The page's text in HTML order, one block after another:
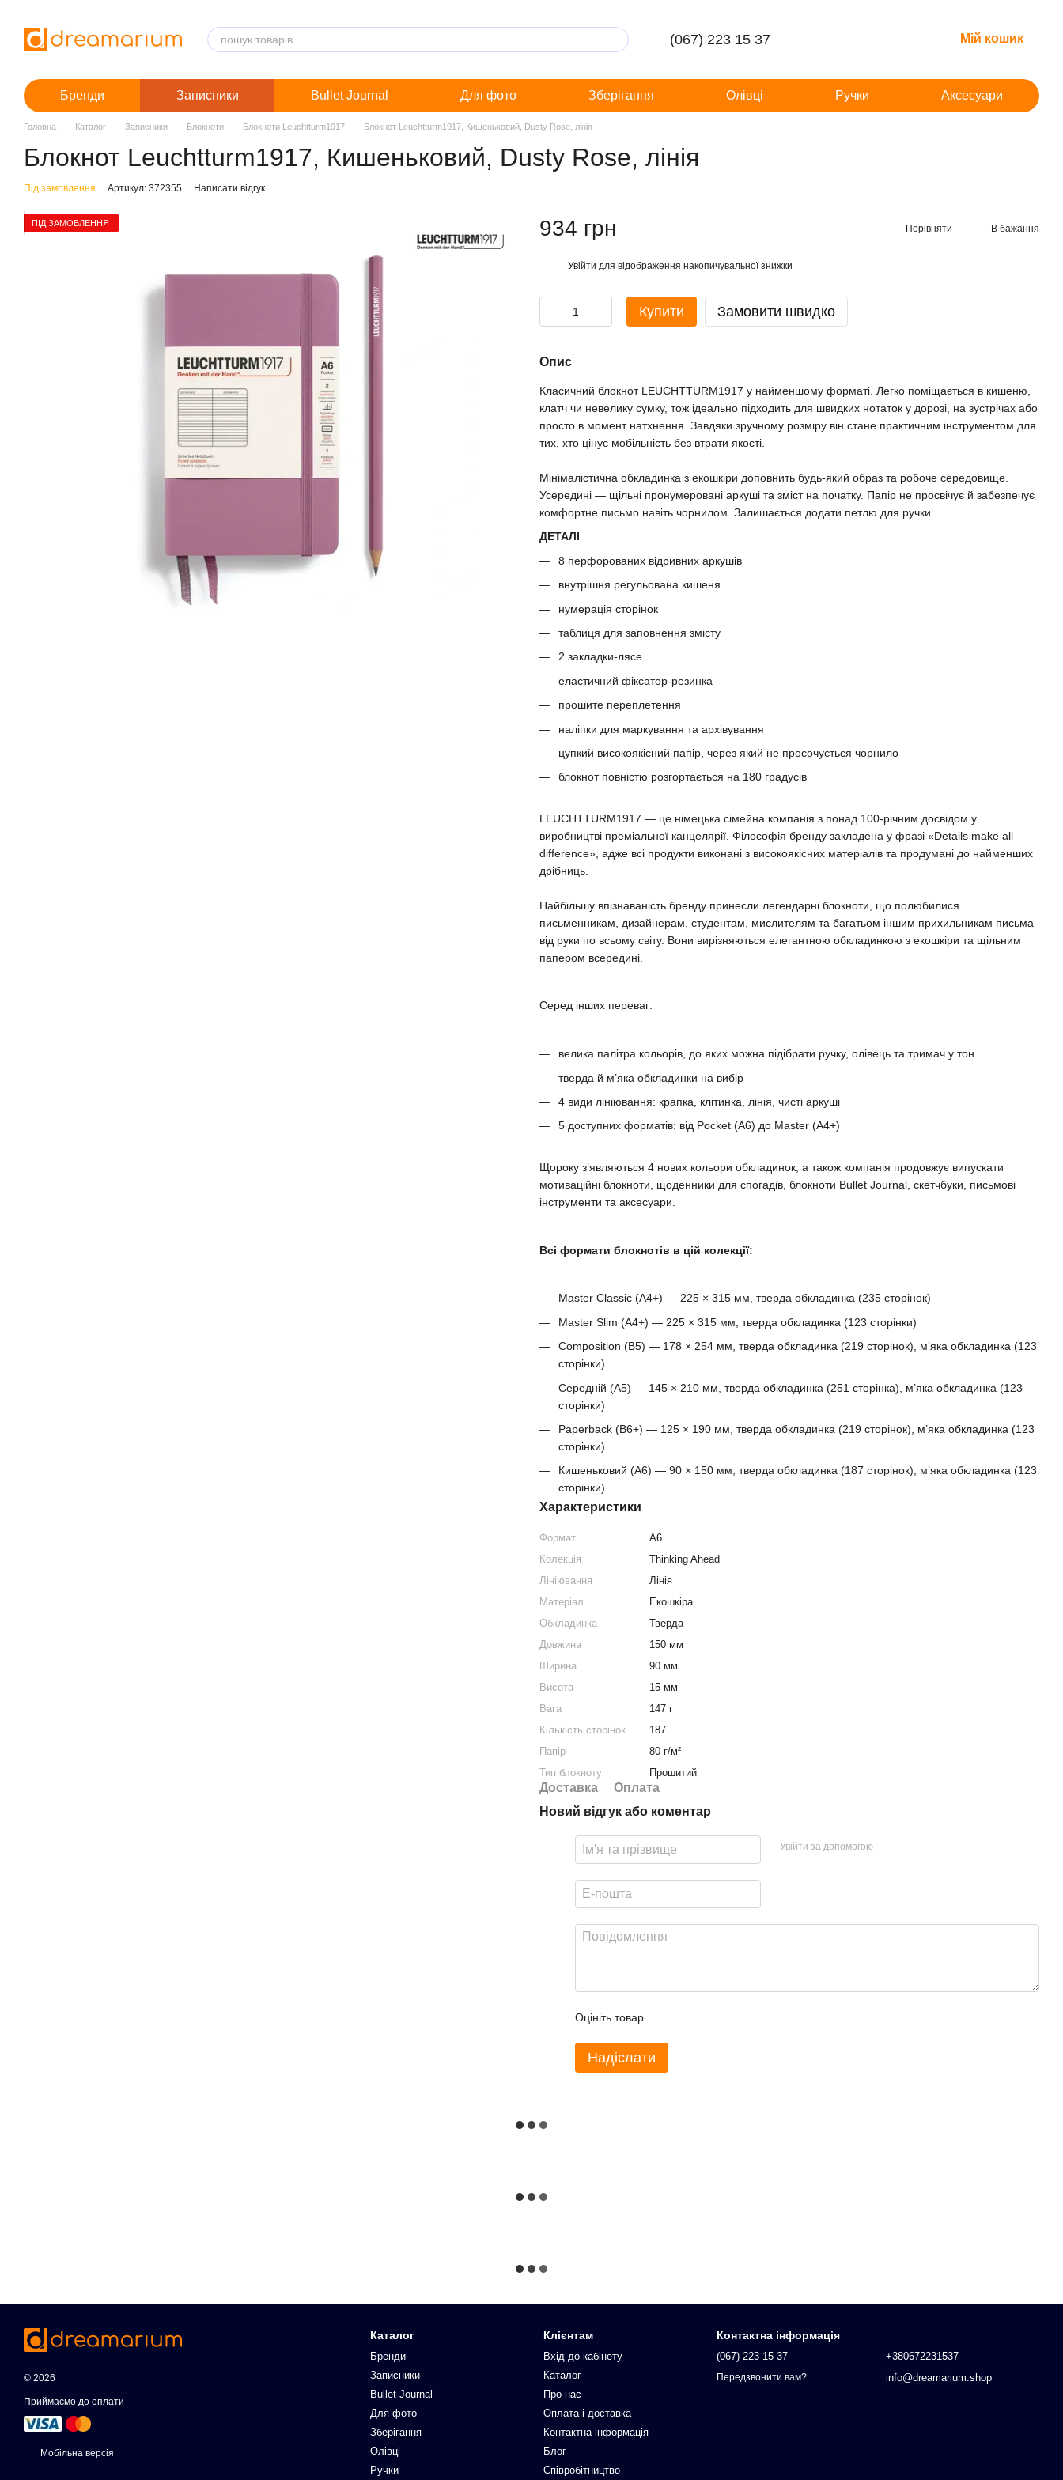
(067) 223 15 37 Мій кошик
Бренди Записники Bullet Journal Для фото Зберігання Олівці Ручки Аксесуари
Головна Каталог Записники Блокноти Блокноти Leuchtturm1917 Блокнот Leuchtturm1917, Кишеньковий, Dusty Rose, лінія
Блокнот Leuchtturm1917, Кишеньковий, Dusty Rose, лінія
Під замовлення Артикул: 372355 Написати відгук
ПІД ЗАМОВЛЕННЯ 934 грн Порівняти В бажання
Увійти для відображення накопичувальної знижки
Купити Замовити швидко
Опис
Класичний блокнот LEUCHTTURM1917 у найменшому форматі. Легко поміщається в кишеню,
клатч чи невелику сумку, тож ідеально підходить для швидких нотаток у дорозі, на зустрічах або
просто в момент натхнення. Завдяки зручному розміру він стане практичним інструментом для
тих, хто цінує мобільність без втрати якості.
Мінімалістична обкладинка з екошкіри доповнить будь-який образ та робоче середовище.
Усередині — щільні пронумеровані аркуші та зміст на початку. Папір не просвічує й забезпечує
комфортне письмо навіть чорнилом. Залишається додати петлю для ручки.
ДЕТАЛІ
8 перфорованих відривних аркушів
внутрішня регульована кишеня
нумерація сторінок
таблиця для заповнення змісту
2 закладки-лясе
еластичний фіксатор-резинка
прошите переплетення
наліпки для маркування та архівування
цупкий високоякісний папір, через який не просочується чорнило
блокнот повністю розгортається на 180 градусів
LEUCHTTURM1917 — це німецька сімейна компанія з понад 100-річним досвідом у
виробництві преміальної канцелярії. Філософія бренду закладена у фразі «Details make all
difference», адже всі продукти виконані з високоякісних матеріалів та продумані до найменших
дрібниць.
Найбільшу впізнаваність бренду принесли легендарні блокноти, що полюбилися
письменникам, дизайнерам, студентам, мислителям та багатьом іншим прихильникам письма
від руки по всьому світу. Вони вирізняються елегантною обкладинкою з екошкіри та щільним
папером всередині.
Серед інших переваг:
велика палітра кольорів, до яких можна підібрати ручку, олівець та тримач у тон
тверда й м’яка обкладинки на вибір
4 види лініювання: крапка, клітинка, лінія, чисті аркуші
5 доступних форматів: від Pocket (A6) до Master (A4+)
Щороку з’являються 4 нових кольори обкладинок, а також компанія продовжує випускати
мотиваційні блокноти, щоденники для спогадів, блокноти Bullet Journal, скетчбуки, письмові
інструменти та аксесуари.
Всі формати блокнотів в цій колекції:
Master Classic (A4+) — 225 × 315 мм, тверда обкладинка (235 сторінок)
Master Slim (A4+) — 225 × 315 мм, тверда обкладинка (123 сторінки)
Composition (B5) — 178 × 254 мм, тверда обкладинка (219 сторінок), м’яка обкладинка (123
сторінки)
Середній (A5) — 145 × 210 мм, тверда обкладинка (251 сторінка), м’яка обкладинка (123
сторінки)
Paperback (B6+) — 125 × 190 мм, тверда обкладинка (219 сторінок), м’яка обкладинка (123
сторінки)
Кишеньковий (A6) — 90 × 150 мм, тверда обкладинка (187 сторінок), м’яка обкладинка (123
сторінки)
Характеристики
Формат
A6
Колекція
Thinking Ahead
Лініювання
Лінія
Матеріал
Екошкіра
Обкладинка
Тверда
Довжина
150 мм
Ширина
90 мм
Висота
15 мм
Вага
147 г
Кількість сторінок
187
Папір
80 г/м²
Тип блокноту
Прошитий
Доставка
Оплата
Новий відгук або коментар
Увійти за допомогою
Оцініть товар
Надіслати
© 2026
Приймаємо до оплати
Мобільна версія
Каталог
Бренди
Записники
Bullet Journal
Для фото
Зберігання
Олівці
Ручки
Клієнтам
Вхід до кабінету
Каталог
Про нас
Оплата і доставка
Контактна інформація
Блог
Співробітництво
Контактна інформація
(067) 223 15 37
Передзвонити вам?
+380672231537
info@dreamarium.shop